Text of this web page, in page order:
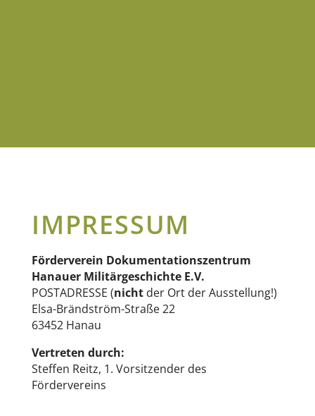
IMPRESSUM
Förderverein Dokumentationszentrum
Hanauer Militärgeschichte E.V.
POSTADRESSE (nicht der Ort der Ausstellung!)
Elsa-Brändström-Straße 22
63452 Hanau
Vertreten durch:
Steffen Reitz, 1. Vorsitzender des
Fördervereins